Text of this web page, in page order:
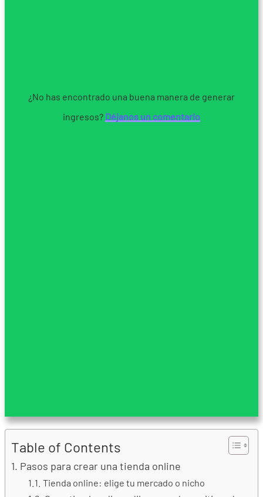
¿No has encontrado una buena manera de generar
ingresos? Déjanos un comentario
Table of Contents
Pasos para crear una tienda online
Tienda online: elige tu mercado o nicho